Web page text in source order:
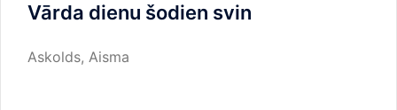
Vārda dienu šodien svin
Askolds, Aisma